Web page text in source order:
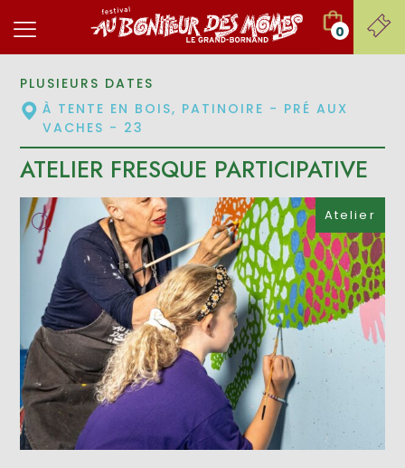
0
Atelier
PLUSIEURS DATES
À TENTE EN BOIS, PATINOIRE - PRÉ AUX
VACHES - 23
ATELIER FRESQUE PARTICIPATIVE